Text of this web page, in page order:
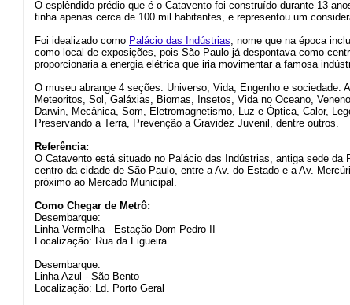
O esplêndido prédio que é o Catavento foi construído durante 13
tinha apenas cerca de 100 mil habitantes, e representou um
Foi idealizado como Palácio das Indústrias, nome que na época
como local de exposições, pois São Paulo já despontava como
proporcionaria a energia elétrica que iria movimentar a famosa
O museu abrange 4 seções: Universo, Vida, Engenho e sociedade.
Meteoritos, Sol, Galáxias, Biomas, Insetos, Vida no Oceano,
Darwin, Mecânica, Som, Eletromagnetismo, Luz e Óptica, Calor,
Preservando a Terra, Prevenção a Gravidez Juvenil, dentre outros.
Referência:
O Catavento está situado no Palácio das Indústrias, antiga sede da
centro da cidade de São Paulo, entre a Av. do Estado e a Av.
próximo ao Mercado Municipal.
Como Chegar de Metrô:
Desembarque:
Linha Vermelha - Estação Dom Pedro II
Localização: Rua da Figueira
Desembarque:
Linha Azul - São Bento
Localização: Ld. Porto Geral